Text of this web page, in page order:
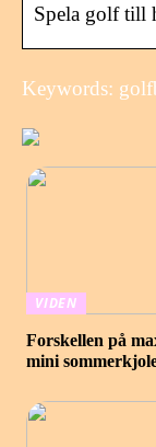
Spela golf till
Keywords:
VIDEN
Forskellen på
mini